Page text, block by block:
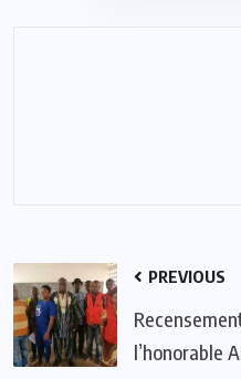
PREVIOUS
l’honorable